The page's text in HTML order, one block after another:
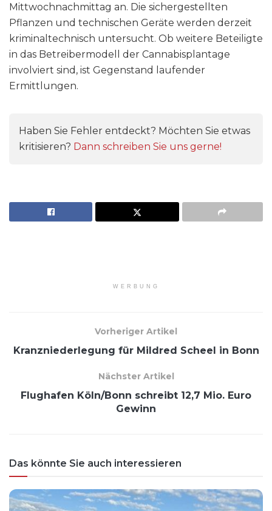
Mittwochnachmittag an. Die sichergestellten
Pflanzen und technischen Geräte werden derzeit
kriminaltechnisch untersucht. Ob weitere Beteiligte
in das Betreibermodell der Cannabisplantage
involviert sind, ist Gegenstand laufender
Ermittlungen.
Haben Sie Fehler entdeckt? Möchten Sie etwas
kritisieren? Dann schreiben Sie uns gerne!
WERBUNG
Vorheriger Artikel
Kranzniederlegung für Mildred Scheel in Bonn
Nächster Artikel
Flughafen Köln/Bonn schreibt 12,7 Mio. Euro
Gewinn
Das könnte Sie auch interessieren